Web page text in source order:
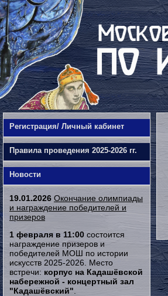
Регистрация/ Личный кабинет
Правила проведения 2025-2026 гг.
Новости
19.01.2026 Окончание олимпиады
и награждение победителей и
призеров
1 февраля в 11:00 состоится
награждение призеров и
победителей МОШ по истории
искусств 2025-2026. Место
встречи: корпус на Кадашёвской
набережной - концертный зал
"Кадашёвский"